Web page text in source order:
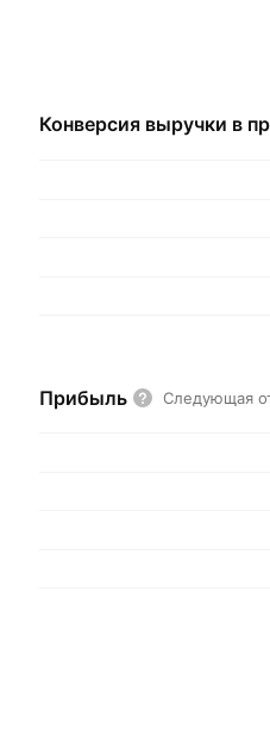
Конверсия выручки в
Прибыль Следующая